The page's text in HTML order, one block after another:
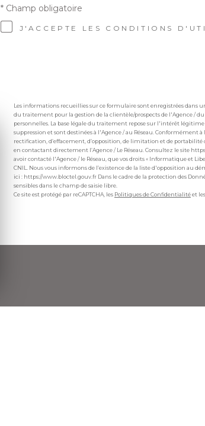
J'ACCEPTE LES CONDITIONS
* Champ obligatoire
Les informations recueillies sur ce formulaire sont enregistrées
du traitement pour la gestion de la clientèle/prospects de l'Agence / du
personnelles. La base légale du traitement repose sur l'intérêt
suppression et sont destinées à l'Agence / au Réseau. Conformément
rectification, d’effacement, d’opposition, de limitation et de
en contactant directement l’Agence / Le Réseau. Consultez le site
avoir contacté l'Agence / le Réseau, que vos droits « Informatique et
CNIL. Nous vous informons de l’existence de la liste d'opposition au
ici : https://www.bloctel.gouv.fr Dans le cadre de la protection des
sensibles dans le champ de saisie libre.
Ce site est protégé par reCAPTCHA, les Politiques de Confidentialitéet les